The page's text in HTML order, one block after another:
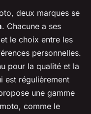
deux marques se
. Chacune a ses
le choix entre les
personnelles.
pour la qualité et la
est régulièrement
une gamme
comme le